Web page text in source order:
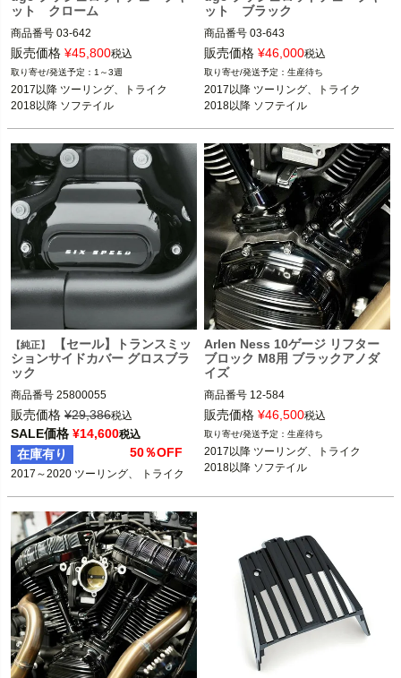
ット クローム
商品番号 03-642
D型番：0928-0089
2017以降 ツーリング、トライク
2018以降 ソフテイル
ARLEN NESS（アレンネス）
販売価格 ¥45,800税込
1～3週
2017以降 ツーリング、トライク
2018以降 ソフテイル
ット ブラック
商品番号 03-643
D型番：0928-0090
2017以降 ツーリング、トライク
2018以降 ソフテイル
ARLEN NESS（アレンネス）
販売価格 ¥46,000税込
生産待ち
2017以降 ツーリング、トライク
2018以降 ソフテイル
【純正】
【セール】トランスミッ
ションサイドカバー グロスブラ
ック
商品番号 25800055
2017～2020 ツーリング FLHX、FLH
T、FLTR、FLHR 、トライク
Harley Davidson（ハーレー ダビッド
販売価格 ¥29,386税込
SALE価格 ¥14,600税込
在庫有り 50％OFF
2017～2020 ツーリング、 トライク
Arlen Ness 10ゲージ リフター
ブロック M8用 ブラックアノダ
イズ
商品番号 12-584
3OT：0940-1907
Arlen Ness（アレンネス）
販売価格 ¥46,500税込
生産待ち
2017以降 ツーリング、トライク
2018以降 ソフテイル